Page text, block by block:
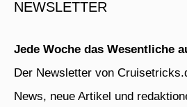
NEWSLETTER
Jede Woche das Wesentliche
Der Newsletter von
News, neue Artikel und